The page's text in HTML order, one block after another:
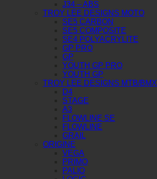
J34 – ABS
TROY LEE DESIGNS MOTO
SE5 CARBON
SE5 COMPOSITE
SE4 POLYACRYLITE
GP PRO
GP
YOUTH GP PRO
YOUTH GP
TROY LEE DESIGNS MTB/BMX
D4
STAGE
A3
FLOWLINE SE
FLOWLINE
GRAIL
ORIGINE
VEGA
PRIMO
PALIO